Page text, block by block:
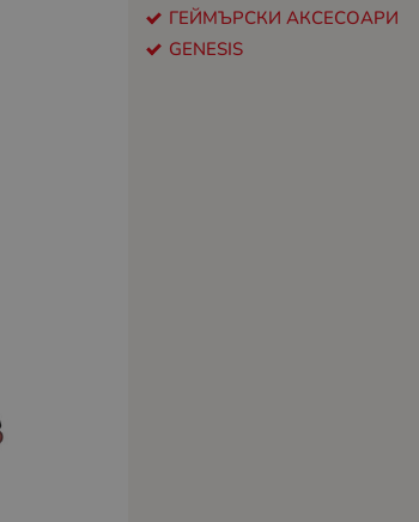
ГЕЙМЪРСКИ АКСЕСОАРИ
GENESIS